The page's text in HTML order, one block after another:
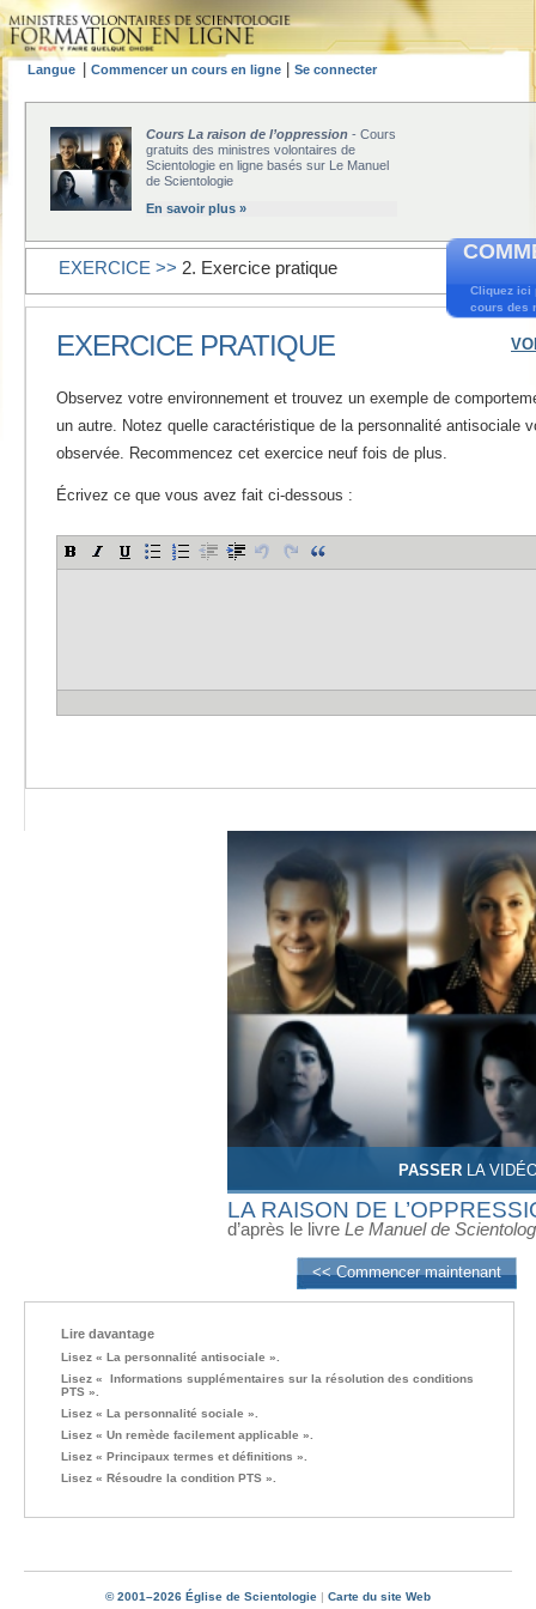
Langue Commencer un cours en ligne Se connecter
PASSER LA
LA RAISON DE
d’après le livre Le Manuel de
<< Commencer maintenant
Cours La raison de l’oppression - Cours
gratuits des ministres volontaires de
Scientologie en ligne basés sur Le Manuel
de Scientologie
En savoir plus »
Cliquez ici
cours des
EXERCICE >> 2. Exercice pratique
EXERCICE PRATIQUE
Observez votre environnement et trouvez un exemple de
un autre. Notez quelle caractéristique de la personnalité antisociale
observée. Recommencez cet exercice neuf fois de plus.
Écrivez ce que vous avez fait ci-dessous :
Lire davantage
Lisez « La personnalité antisociale ».
Lisez « Informations supplémentaires sur la résolution des conditions
PTS ».
Lisez « La personnalité sociale ».
Lisez « Un remède facilement applicable ».
Lisez « Principaux termes et définitions ».
Lisez « Résoudre la condition PTS ».
© 2001–2026 Église de Scientologie | Carte du site Web